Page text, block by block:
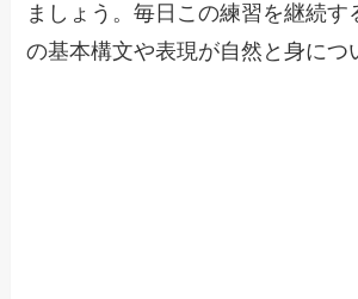
ましょう。毎日この練習を継続す
の基本構文や表現が自然と身につ